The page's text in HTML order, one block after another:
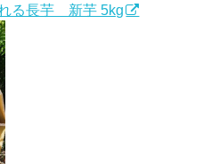
る長芋 新芋 5kg